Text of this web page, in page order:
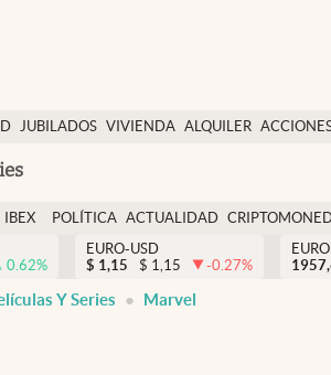
JUBILADOS VIVIENDA ALQUILER
IBEX
EURO
POLÍTICA ACTUALIDAD
0.62%
EURO-USD
$ 1,15 $ 1,15 -0.27%
Y Series Marvel